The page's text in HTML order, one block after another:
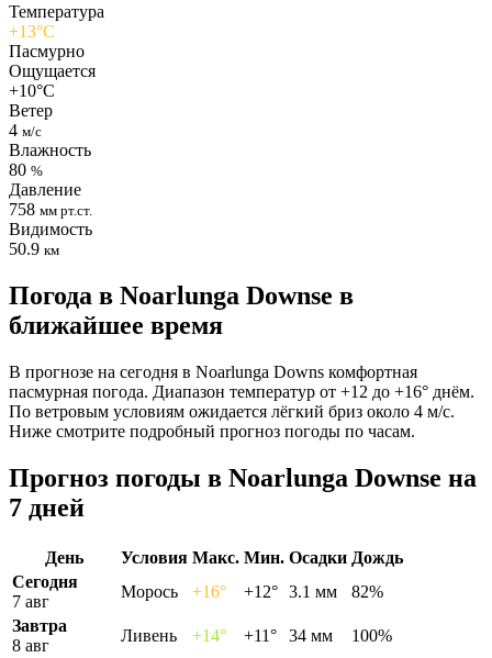
Температура
+13°C
Пасмурно
Ощущается
+10°C
Ветер
4 м/с
Влажность
80 %
Давление
758 мм рт.ст.
Видимость
50.9 км
Погода в Noarlunga Downsе в
ближайшее время
В прогнозе на сегодня в Noarlunga Downs комфортная
пасмурная погода. Диапазон температур от +12 до +16° днём.
По ветровым условиям ожидается лёгкий бриз около 4 м/с.
Ниже смотрите подробный прогноз погоды по часам.
Прогноз погоды в Noarlunga Downsе на
7 дней
День Условия Макс. Мин. Осадки Дождь
Сегодня
7 авг
Морось +16° +12° 3.1 мм
82%
Завтра
8 авг
Ливень +14° +11° 34 мм
100%